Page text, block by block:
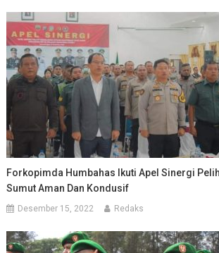
Forkopimda Humbahas Ikuti Apel Sinergi
Sumut Aman Dan Kondusif
Desember 15, 2022 Redaks